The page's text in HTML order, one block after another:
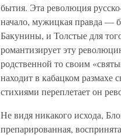
бытия. Эта революция
начало, мужицкая правда —
Бакунины, и Толстые для
романтизирует эту
родственной то своим
находит в кабацком
стихиями переплетает он
Не видя никакого исхода,
препарированная,